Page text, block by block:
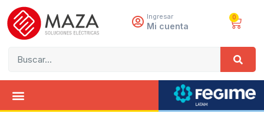
Ingresar
Mi cuenta
0